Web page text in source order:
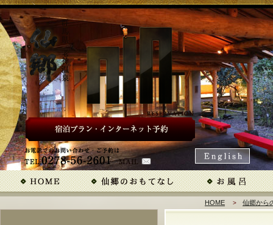
HOME 仙郷から